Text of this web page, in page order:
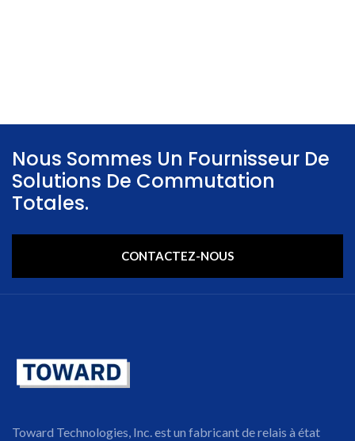
Nous Sommes Un Fournisseur De
Solutions De Commutation
Totales.
CONTACTEZ-NOUS
Toward Technologies, Inc. est un fabricant de relais à état